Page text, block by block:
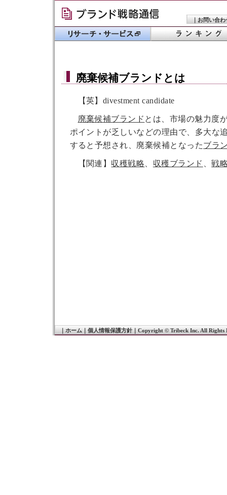
｜ お問い合わ
廃棄候補ブランド とは
【英】divestment candidate
廃棄候補ブランド とは、市場の魅力度
ポイントが乏しいなどの理由で、多大な
すると予想され、廃棄候補となったブラ
【関連】 収穫戦略 収穫ブランド 、戦
ホーム｜ 個人情報保護方針｜ Copyright © Tribeck Inc. All Rights